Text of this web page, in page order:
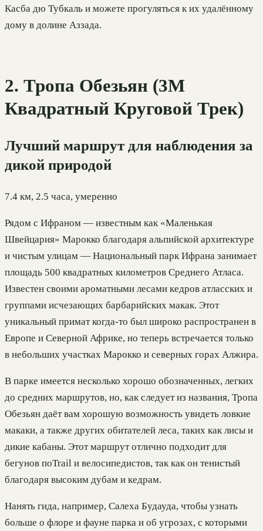
Касба дю Тубкаль и можете прогуляться к их удалённому
дому в долине Аззада.
2. Тропа Обезьян (3М
Квадратный Круговой Трек)
Лучший маршрут для наблюдения за
дикой природой
7.4 км, 2.5 часа, умеренно
Рядом с Ифраном — известным как «Маленькая
Швейцария» Марокко благодаря альпийской архитектуре
и чистым улицам — Национальный парк Ифрана занимает
площадь 500 квадратных километров Среднего Атласа.
Известен своими ароматными лесами кедров атласских и
группами исчезающих барбарийских макак. Этот
уникальный примат когда-то был широко распространен в
Европе и Северной Африке, но теперь встречается только
в небольших участках Марокко и северных горах Алжира.
В парке имеется несколько хорошо обозначенных, легких
до средних маршрутов, но, как следует из названия, Тропа
Обезьян даёт вам хорошую возможность увидеть ловкие
макаки, а также других обитателей леса, таких как лисы и
дикие кабаны. Этот маршрут отлично подходит для
бегунов поTrail и велосипедистов, так как он тенистый
благодаря высоким дубам и кедрам.
Нанять гида, например, Салеха Будауда, чтобы узнать
больше о флоре и фауне парка и об угрозах, с которыми